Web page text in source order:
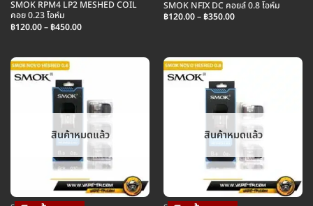
SMOK RPM4 LP2 MESHED COIL
คอย 0.23 โอห์ม
฿120.00–฿450.00Price
฿450.00
SMOK NFIX DC คอยล์ 0.8 โอห์ม
฿120.00–฿350.00Price
สินค้าหมดแล้ว สินค้าหมดแล้ว